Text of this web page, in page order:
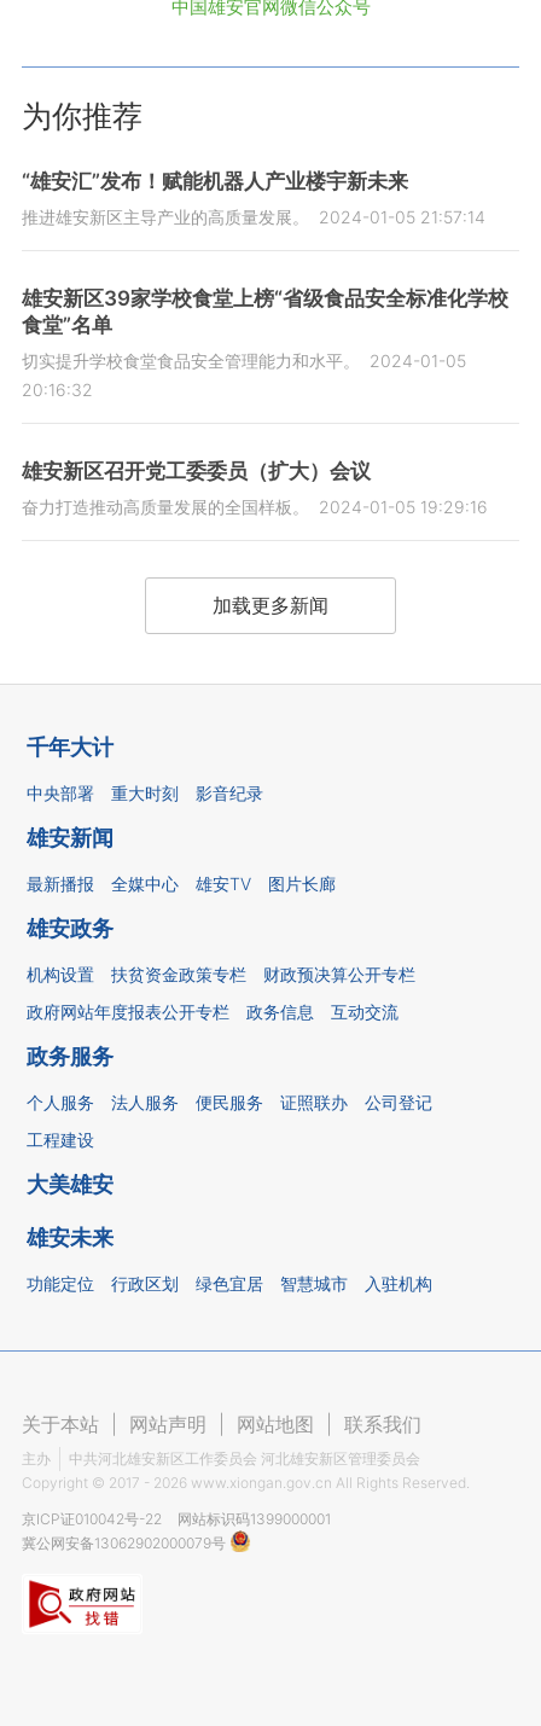
中国雄安官网微信公众号
为你推荐
“雄安汇”发布！赋能机器人产业楼宇新未来
推进雄安新区主导产业的高质量发展。 2024-01-05 21:57:14
雄安新区39家学校食堂上榜“省级食品安全标准化学校
食堂”名单
切实提升学校食堂食品安全管理能力和水平。
2024-01-05
20:16:32
雄安新区召开党工委委员（扩大）会议
奋力打造推动高质量发展的全国样板。 2024-01-05 19:29:16
加载更多新闻
千年大计
中央部署 重大时刻 影音纪录
雄安新闻
最新播报 全媒中心 雄安TV 图片长廊
雄安政务
机构设置 扶贫资金政策专栏
财政预决算公开专栏
政府网站年度报表公开专栏
政务信息 互动交流
政务服务
个人服务 法人服务 便民服务 证照联办
公司登记
工程建设
大美雄安
雄安未来
功能定位 行政区划 绿色宜居 智慧城市 入驻机构
关于本站 网站声明 网站地图 联系我们
主办
中共河北雄安新区工作委员会 河北雄安新区管理委员会
Copyright © 2017 - 2026 www.xiongan.gov.cn All Rights Reserved.
京ICP证010042号-22
网站标识码1399000001
冀公网安备13062902000079号